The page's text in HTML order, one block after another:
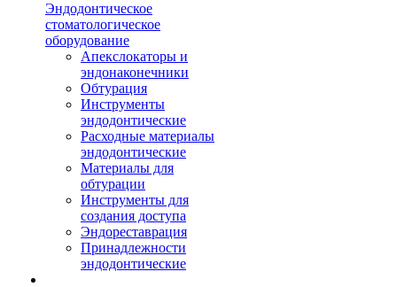
Эндодонтическое
стоматологическое
оборудование
Апекслокаторы и
эндонаконечники
Обтурация
Инструменты
эндодонтические
Расходные материалы
эндодонтические
Материалы для
обтурации
Инструменты для
создания доступа
Эндореставрация
Принадлежности
эндодонтические